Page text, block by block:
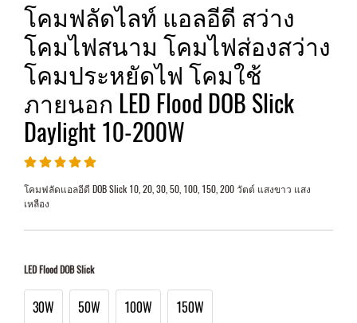
โคมฟลัดไลท์ แอลอีดี สว่าง
โคมไฟสนาม โคมไฟส่องสว่าง
โคมประหยัดไฟ โคมใช้
ภายนอก LED Flood DOB Slick
Daylight 10-200W
โคมฟลัดแอลอีดี DOB Slick 10, 20, 30, 50, 100, 150, 200 วัตต์ แสงขาว แสง
เหลือง
LED Flood DOB Slick
30W 50W 100W 150W